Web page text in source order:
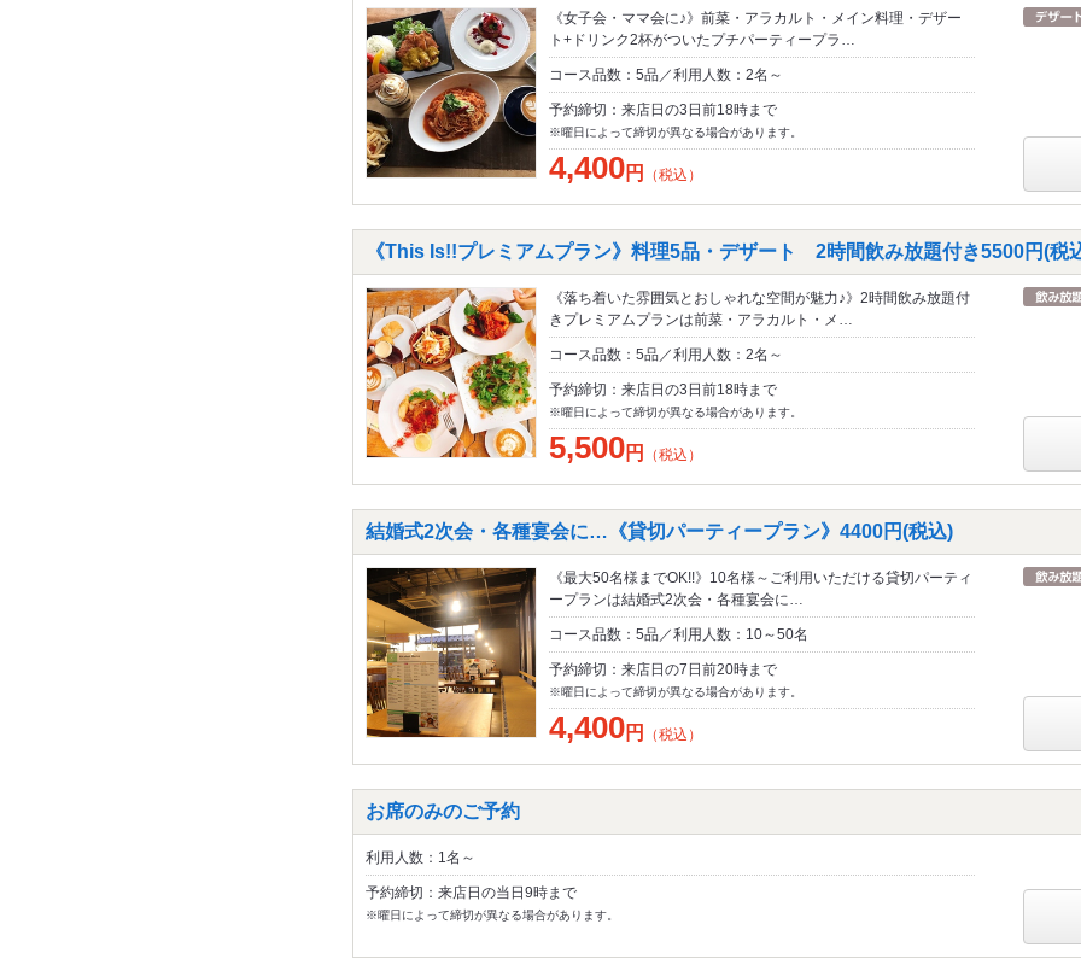
《女子会・ママ会に♪》前菜・アラカルト・メイン料理・デザー
ト+ドリンク2杯がついたプチパーティープラ…
コース品数：5品／利用人数：2名～
予約締切：来店日の3日前18時まで
※曜日によって締切が異なる場合があります。
4,400円 （税込）
《This Is!!プレミアムプラン》料理5品・デザート 2時間飲み放題付き5500円(税
《落ち着いた雰囲気とおしゃれな空間が魅力♪》2時間飲み放題付
きプレミアムプランは前菜・アラカルト・メ…
コース品数：5品／利用人数：2名～
予約締切：来店日の3日前18時まで
※曜日によって締切が異なる場合があります。
5,500円 （税込）
結婚式2次会・各種宴会に…《貸切パーティープラン》4400円(税込)
《最大50名様までOK!!》10名様～ご利用いただける貸切パーティ
ープランは結婚式2次会・各種宴会に…
コース品数：5品／利用人数：10～50名
予約締切：来店日の7日前20時まで
※曜日によって締切が異なる場合があります。
4,400円 （税込）
お席のみのご予約
利用人数：1名～
予約締切：来店日の当日9時まで
※曜日によって締切が異なる場合があります。